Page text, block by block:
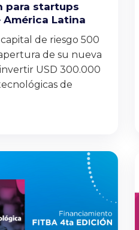
para startups
Latina
de riesgo 500
de su nueva
USD 300.000
de